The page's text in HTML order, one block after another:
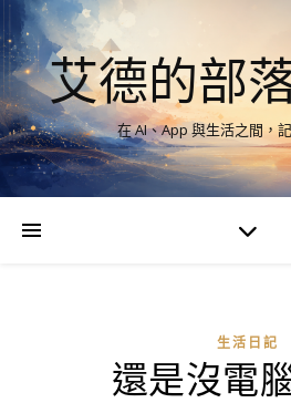
艾德的部
在 AI、App 與生活之間，
生活日記
還是沒電